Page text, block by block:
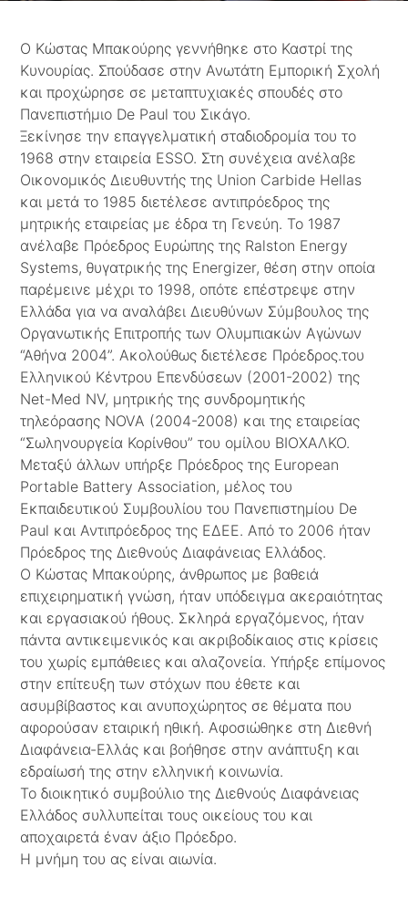
Ο Κώστας Μπακούρης γεννήθηκε στο Καστρί της
Κυνουρίας. Σπούδασε στην Ανωτάτη Εμπορική Σχολή
και προχώρησε σε μεταπτυχιακές σπουδές στο
Πανεπιστήμιο De Paul του Σικάγο.
Ξεκίνησε την επαγγελματική σταδιοδρομία του το
1968 στην εταιρεία ESSO. Στη συνέχεια ανέλαβε
Οικονομικός Διευθυντής της Union Carbide Hellas
και μετά το 1985 διετέλεσε αντιπρόεδρος της
μητρικής εταιρείας με έδρα τη Γενεύη. Το 1987
ανέλαβε Πρόεδρος Ευρώπης της Ralston Energy
Systems, θυγατρικής της Energizer, θέση στην οποία
παρέμεινε μέχρι το 1998, οπότε επέστρεψε στην
Ελλάδα για να αναλάβει Διευθύνων Σύμβουλος της
Οργανωτικής Επιτροπής των Ολυμπιακών Αγώνων
“Αθήνα 2004”. Ακολούθως διετέλεσε Πρόεδρος.του
Ελληνικού Κέντρου Επενδύσεων (2001-2002) της
Net-Med NV, μητρικής της συνδρομητικής
τηλεόρασης NOVA (2004-2008) και της εταιρείας
“Σωληνουργεία Κορίνθου” του ομίλου ΒΙΟΧΑΛΚΟ.
Μεταξύ άλλων υπήρξε Πρόεδρος της European
Portable Battery Association, μέλος του
Εκπαιδευτικού Συμβουλίου του Πανεπιστημίου De
Paul και Αντιπρόεδρος της ΕΔΕΕ. Από το 2006 ήταν
Πρόεδρος της Διεθνούς Διαφάνειας Ελλάδος.
Ο Κώστας Μπακούρης, άνθρωπος με βαθειά
επιχειρηματική γνώση, ήταν υπόδειγμα ακεραιότητας
και εργασιακού ήθους. Σκληρά εργαζόμενος, ήταν
πάντα αντικειμενικός και ακριβοδίκαιος στις κρίσεις
του χωρίς εμπάθειες και αλαζονεία. Υπήρξε επίμονος
στην επίτευξη των στόχων που έθετε και
ασυμβίβαστος και ανυποχώρητος σε θέματα που
αφορούσαν εταιρική ηθική. Αφοσιώθηκε στη Διεθνή
Διαφάνεια-Ελλάς και βοήθησε στην ανάπτυξη και
εδραίωσή της στην ελληνική κοινωνία.
Το διοικητικό συμβούλιο της Διεθνούς Διαφάνειας
Ελλάδος συλλυπείται τους οικείους του και
αποχαιρετά έναν άξιο Πρόεδρο.
Η μνήμη του ας είναι αιωνία.